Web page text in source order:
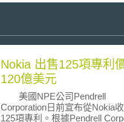
Nokia 出售125項專利
120億美元
美國NPE公司Pendrell
Corporation日前宣布從Nokia
125項專利。根據Pendrell